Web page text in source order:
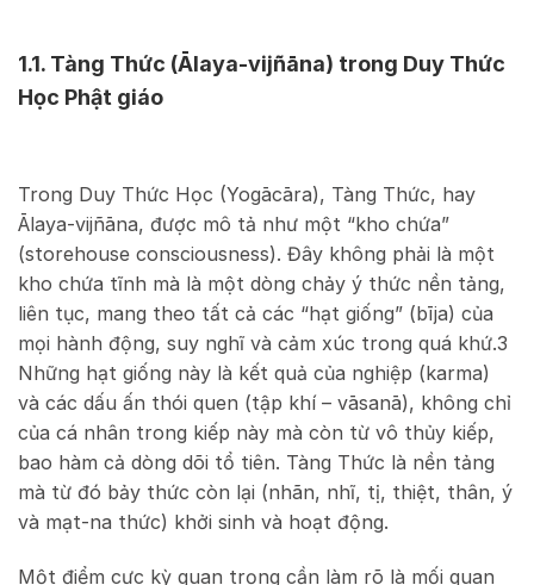
1.1. Tàng Thức (Ālaya-vijñāna) trong Duy Thức
Học Phật giáo
Trong Duy Thức Học (Yogācāra), Tàng Thức, hay
Ālaya-vijñāna, được mô tả như một “kho chứa”
(storehouse consciousness). Đây không phải là một
kho chứa tĩnh mà là một dòng chảy ý thức nền tảng,
liên tục, mang theo tất cả các “hạt giống” (bīja) của
mọi hành động, suy nghĩ và cảm xúc trong quá khứ.3
Những hạt giống này là kết quả của nghiệp (karma)
và các dấu ấn thói quen (tập khí – vāsanā), không chỉ
của cá nhân trong kiếp này mà còn từ vô thủy kiếp,
bao hàm cả dòng dõi tổ tiên. Tàng Thức là nền tảng
mà từ đó bảy thức còn lại (nhãn, nhĩ, tị, thiệt, thân, ý
và mạt-na thức) khởi sinh và hoạt động.
Một điểm cực kỳ quan trọng cần làm rõ là mối quan